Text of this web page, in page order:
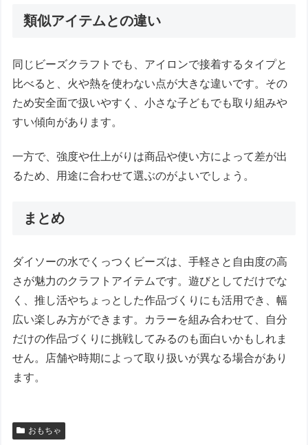
類似アイテムとの違い
同じビーズクラフトでも、アイロンで接着するタイプと
比べると、火や熱を使わない点が大きな違いです。その
ため安全面で扱いやすく、小さな子どもでも取り組みや
すい傾向があります。
一方で、強度や仕上がりは商品や使い方によって差が出
るため、用途に合わせて選ぶのがよいでしょう。
まとめ
ダイソーの水でくっつくビーズは、手軽さと自由度の高
さが魅力のクラフトアイテムです。遊びとしてだけでな
く、推し活やちょっとした作品づくりにも活用でき、幅
広い楽しみ方ができます。カラーを組み合わせて、自分
だけの作品づくりに挑戦してみるのも面白いかもしれま
せん。店舗や時期によって取り扱いが異なる場合があり
ます。
おもちゃ